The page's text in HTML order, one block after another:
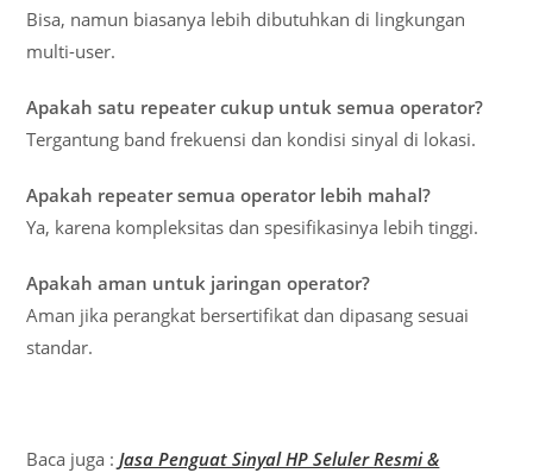
Bisa, namun biasanya lebih dibutuhkan di lingkungan
multi-user.
Apakah satu repeater cukup untuk semua operator?
Tergantung band frekuensi dan kondisi sinyal di lokasi.
Apakah repeater semua operator lebih mahal?
Ya, karena kompleksitas dan spesifikasinya lebih tinggi.
Apakah aman untuk jaringan operator?
Aman jika perangkat bersertifikat dan dipasang sesuai
standar.
Baca juga :Jasa Penguat Sinyal HP Seluler Resmi &